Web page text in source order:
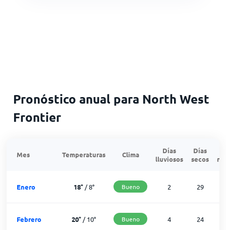
Pronóstico anual para North West
Frontier
Mes Temperaturas Clima
Días
lluviosos
Días
secos
Enero 18°/8° Bueno 2 29
Febrero 20° /10° Bueno 4 24